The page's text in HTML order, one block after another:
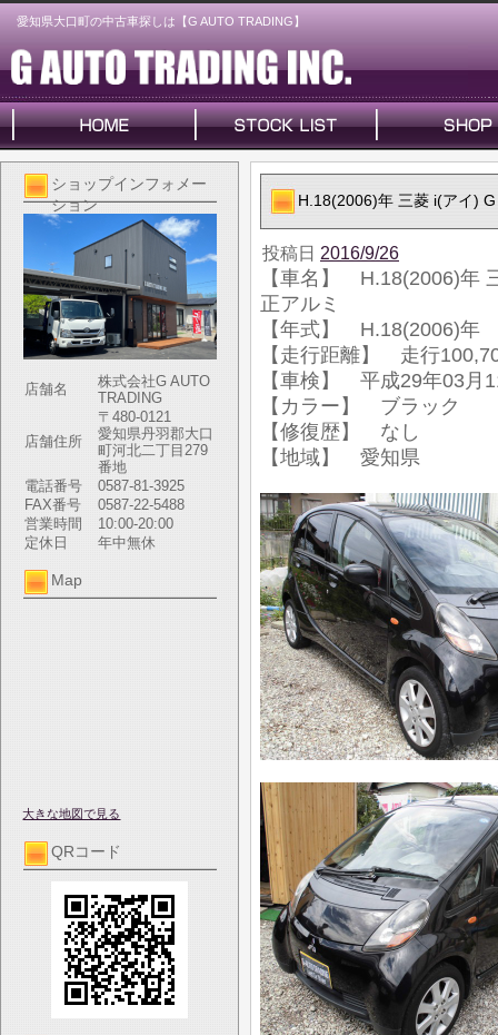
愛知県大口町の中古車探しは【G AUTO TRADING】
ショップインフォメー
ション
店舗名
株式会社G AUTO
TRADING
店舗住所
〒480-0121
愛知県丹羽郡大口
町河北二丁目279
番地
電話番号
0587-81-3925
FAX番号
0587-22-5488
営業時間
10:00-20:00
定休日
年中無休
Map
大きな地図で見る
QRコード
H.18(2006)年 三菱 i(アイ)
投稿日 2016/9/26
【車名】 H.18(2006)年
正アルミ
【年式】 H.18(2006)年
【走行距離】 走行
【車検】 平成29年03月
【カラー】 ブラック
【修復歴】 なし
【地域】 愛知県